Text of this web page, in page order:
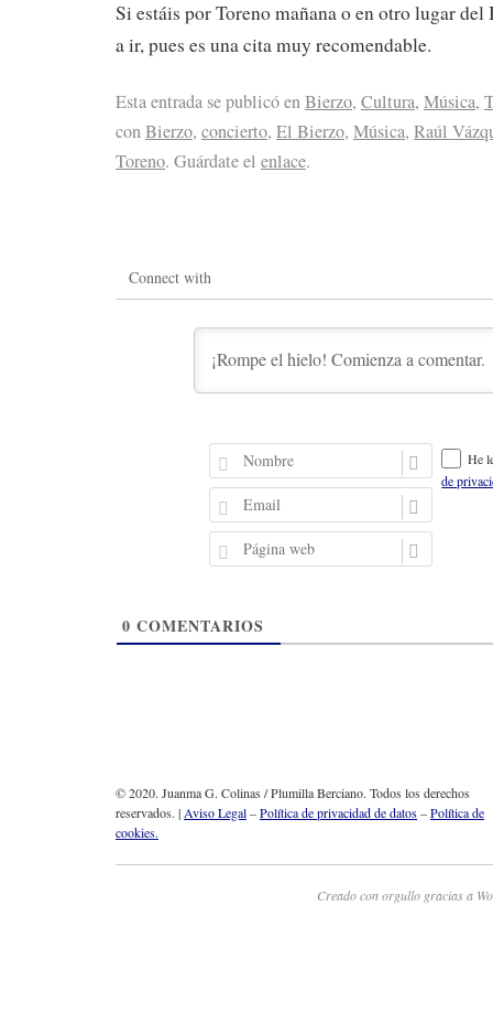
Si estáis por Toreno mañana o en otro lugar
a ir, pues es una cita muy recomendable.
Esta entrada se publicó enBierzo, Cultura, Música,
conBierzo, concierto, El Bierzo, Música, Raúl
Toreno. Guárdate el enlace.
Connect with
N
o
m
r
m
a
á
a
He
de
0 COMENTARIOS
© 2020. Juanma G. Colinas / Plumilla Berciano. Todos los derechos
reservados. | Aviso Legal–Política de privacidad de datos–Política de
cookies.
Creado con orgullo gracias a